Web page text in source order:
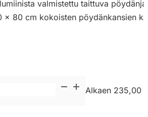
valmistettu taittuva
80 cm kokoisten pöydänkansien
Alkaen 235,00